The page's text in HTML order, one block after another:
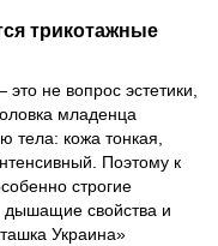
трикотажные
не вопрос эстетики,
младенца
тела: кожа тонкая,
Поэтому к
строгие
дышащие свойства и
Украина»